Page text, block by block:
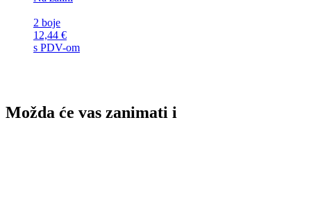
2 boje
12,44 €
s PDV-om
Možda će vas zanimati i